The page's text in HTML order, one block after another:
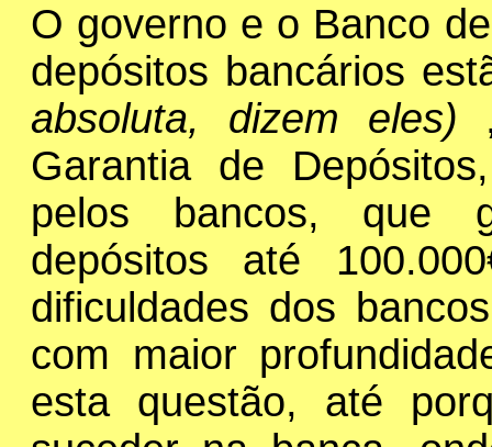
O governo e o Banco
depósitos bancários
absoluta, dizem eles)
Garantia de
pelos bancos, que
depósitos até
dificuldades dos
com maior
esta questão, até